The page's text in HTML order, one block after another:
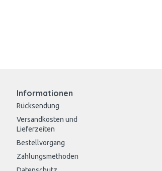
Informationen
Rücksendung
Versandkosten und
Lieferzeiten
Bestellvorgang
Zahlungsmethoden